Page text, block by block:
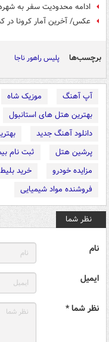
ادامه محدودیت سفر به
عکس/ آخرین آمار کرونا در
برچسب‌ها پلیس راهور ناجا
آپ آهنگ موزیک شاه
بهترین هتل های استانبول
دانلود آهنگ جدید
پرشین هتل
ثبت نام
مزایده خودرو
خرید
فروشنده مواد شیمیایی
نظر شما
نام
ایمیل
نظر شما *